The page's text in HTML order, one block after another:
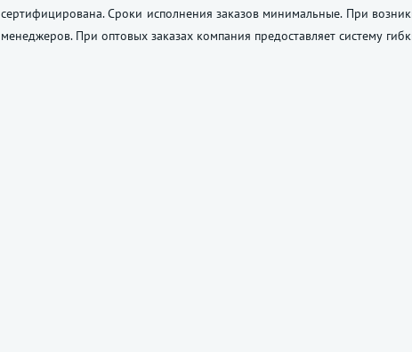
сертифицирована. Сроки исполнения заказов минимальные. При
менеджеров. При оптовых заказах компания предоставляет систему